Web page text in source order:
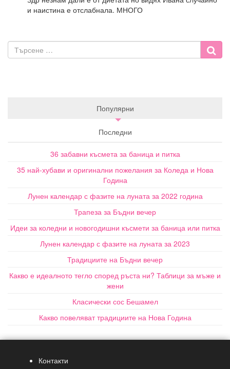
и наистина е отслабнала. МНОГО
Популярни
Последни
36 забавни късмета за баница и питка
35 най-хубави и оригинални пожелания за Коледа и Нова
Година
Лунен календар с фазите на луната за 2022 година
Трапеза за Бъдни вечер
Идеи за коледни и новогодишни късмети за баница или питка
Лунен календар с фазите на луната за 2023
Традициите на Бъдни вечер
Какво е идеалното тегло според ръста ни? Таблици за мъже и
жени
Класически сос Бешамел
Какво повеляват традициите на Нова Година
Контакти